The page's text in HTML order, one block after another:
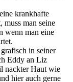
krankhafte
muss man seine
wenn man eine
in seiner
Eddy an Liz
nackter Haut wie
hier auch gerne